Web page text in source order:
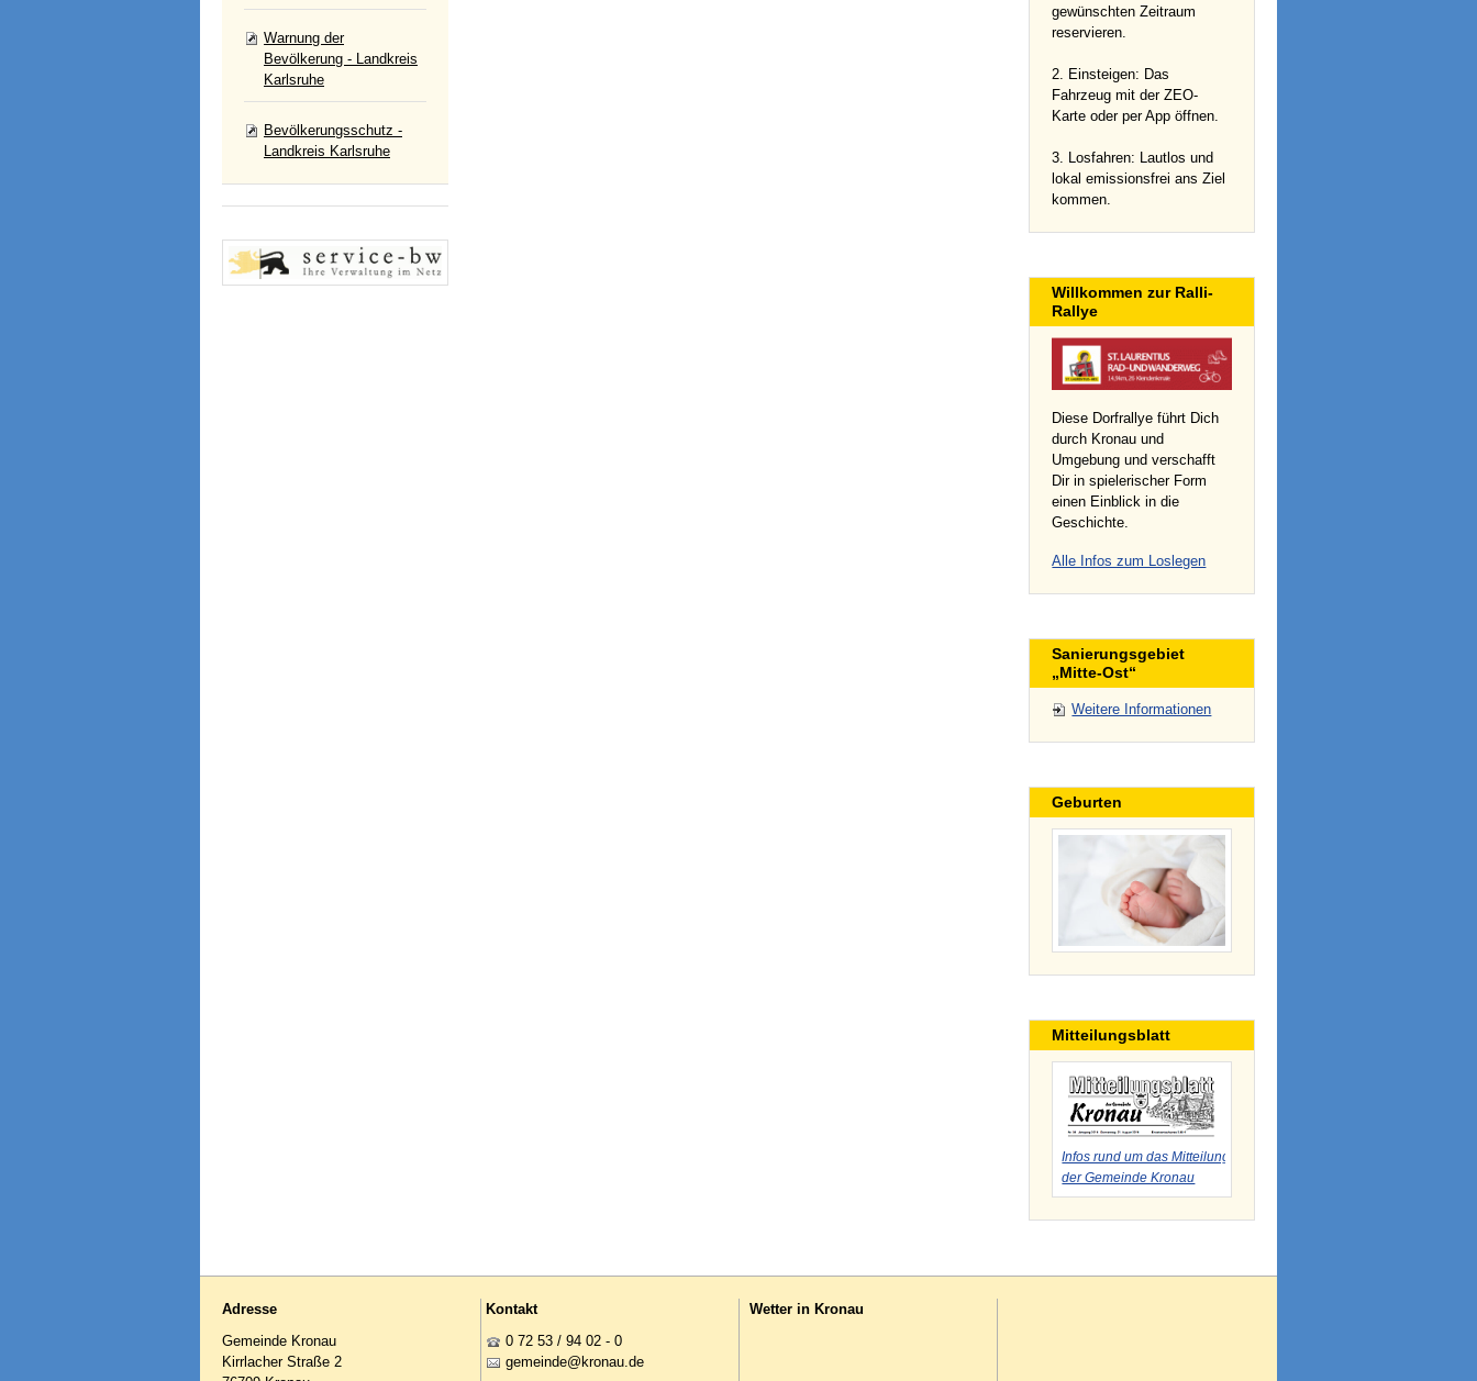
Warnung der
Bevölkerung - Landkreis
Karlsruhe
Bevölkerungsschutz -
Landkreis Karlsruhe
gewünschten Zeitraum
reservieren.
2. Einsteigen: Das
Fahrzeug mit der ZEO-
Karte oder per App öffnen.
3. Losfahren: Lautlos und
lokal emissionsfrei ans Ziel
kommen.
Willkommen zur Ralli-
Rallye
Diese Dorfrallye führt Dich
durch Kronau und
Umgebung und verschafft
Dir in spielerischer Form
einen Einblick in die
Geschichte.
Alle Infos zum Loslegen
Sanierungsgebiet
„Mitte-Ost“
Weitere Informationen
Geburten
Mitteilungsblatt
Infos rund um das Mitteilungsblatt
der Gemeinde Kronau
Adresse
Gemeinde Kronau
Kirrlacher Straße 2
Kontakt
0 72 53 / 94 02 - 0
g m nd kr n d
Wetter in Kronau